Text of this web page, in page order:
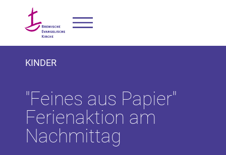
KINDER
"Feines aus Papier"
Ferienaktion am
Nachmittag